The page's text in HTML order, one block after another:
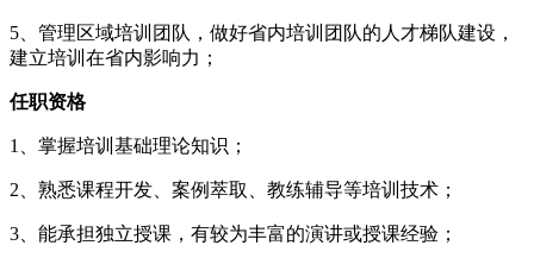
5、管理区域培训团队，做好省内培训团队的人才梯队建设，
建立培训在省内影响力；
任职资格
1、掌握培训基础理论知识；
2、熟悉课程开发、案例萃取、教练辅导等培训技术；
3、能承担独立授课，有较为丰富的演讲或授课经验；